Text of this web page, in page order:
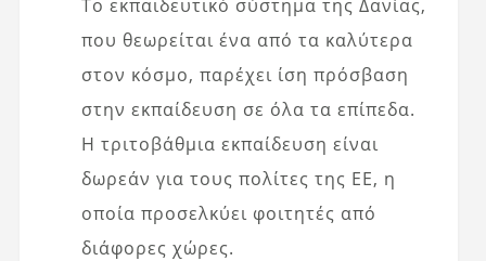
Το εκπαιδευτικό σύστημα της Δανίας,
που θεωρείται ένα από τα καλύτερα
στον κόσμο, παρέχει ίση πρόσβαση
στην εκπαίδευση σε όλα τα επίπεδα.
Η τριτοβάθμια εκπαίδευση είναι
δωρεάν για τους πολίτες της ΕΕ, η
οποία προσελκύει φοιτητές από
διάφορες χώρες.